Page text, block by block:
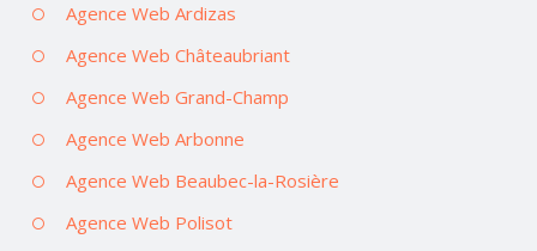
Agence Web Ardizas
Agence Web Châteaubriant
Agence Web Grand-Champ
Agence Web Arbonne
Agence Web Beaubec-la-Rosière
Agence Web Polisot